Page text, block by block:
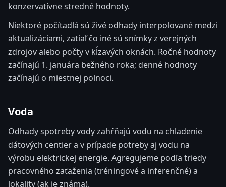
konzervatívne stredné hodnoty.
Niektoré počítadlá sú živé odhady interpolované medzi
aktualizáciami, zatiaľ čo iné sú snímky z verejných
zdrojov alebo počty v kĺzavých oknách. Ročné hodnoty
začínajú 1. januára bežného roka; denné hodnoty
začínajú o miestnej polnoci.
Voda
Odhady spotreby vody zahŕňajú vodu na chladenie
dátových centier a v prípade potreby aj vodu na
výrobu elektrickej energie. Agregujeme podľa triedy
pracovného zaťaženia (tréningové a inferenčné) a
lokality (ak je známa).